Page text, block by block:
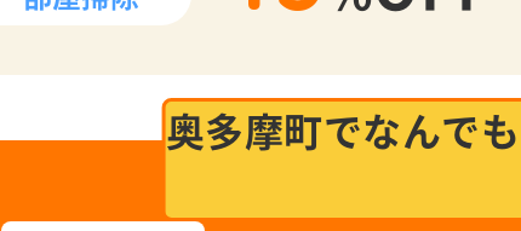
奥多摩町でなんでも